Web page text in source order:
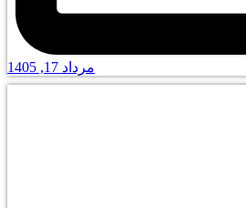
مرداد 17, 1405